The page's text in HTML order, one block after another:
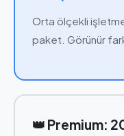
Orta ölçekli
paket. Görünür
👑 Premium: